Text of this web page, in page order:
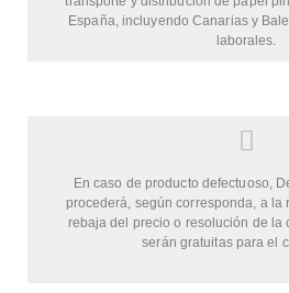
España, incluyendo Canarias y
laborales.
En caso de producto defectuoso,
procederá, según corresponda, a la
rebaja del precio o resolución de la
serán gratuitas para el